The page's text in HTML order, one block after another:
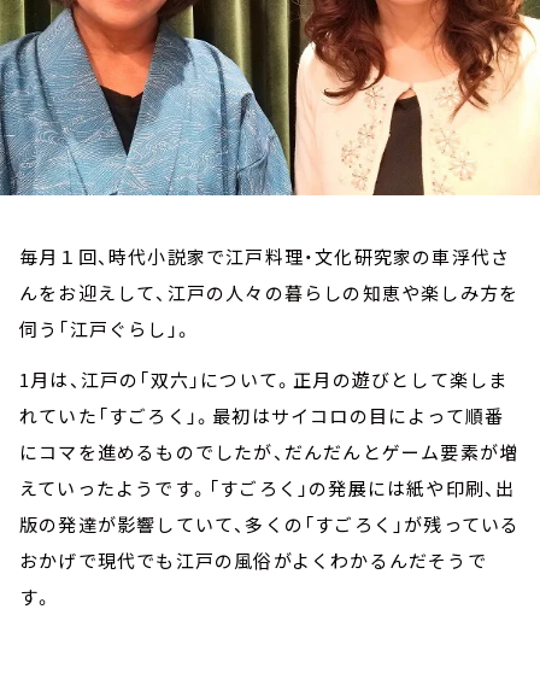
毎月１回、時代小説家で江戸料理・文化研究家の車浮代さ
んをお迎えして、江戸の人々の暮らしの知恵や楽しみ方を
伺う「江戸ぐらし」。
1月は、江戸の「双六」について。正月の遊びとして楽しま
れていた「すごろく」。最初はサイコロの目によって順番
にコマを進めるものでしたが、だんだんとゲーム要素が増
えていったようです。「すごろく」の発展には紙や印刷、出
版の発達が影響していて、多くの「すごろく」が残っている
おかげで現代でも江戸の風俗がよくわかるんだそうで
す。